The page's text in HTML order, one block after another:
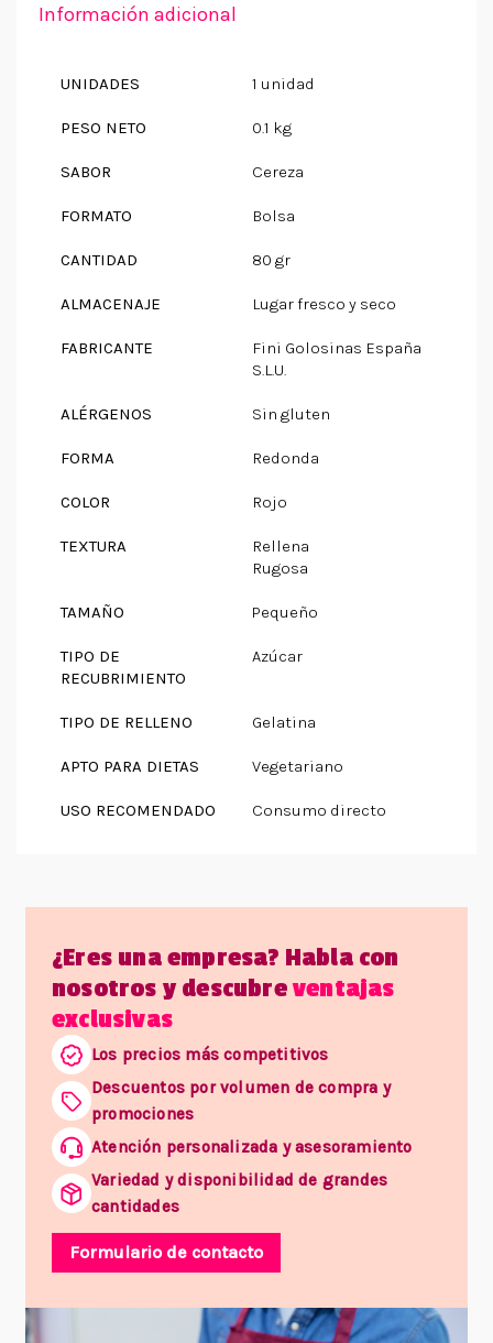
Información adicional
UNIDADES 1 unidad
PESO NETO 0.1 kg
SABOR Cereza
FORMATO Bolsa
CANTIDAD 80 gr
ALMACENAJE Lugar fresco y seco
FABRICANTE
Fini Golosinas España
S.L.U.
ALÉRGENOS Sin gluten
FORMA Redonda
COLOR Rojo
TEXTURA
Rellena
Rugosa
TAMAÑO Pequeño
TIPO DE
RECUBRIMIENTO
Azúcar
TIPO DE RELLENO Gelatina
APTO PARA DIETAS Vegetariano
USO RECOMENDADO Consumo directo
¿Eres una empresa? Habla con
nosotros y descubreventajas
exclusivas
Los precios más competitivos
Descuentos por volumen de compra y
promociones
Atención personalizada y asesoramiento
Variedad y disponibilidad de grandes
cantidades
Formulario de contacto